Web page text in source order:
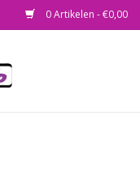
0 Artikelen - €0,00